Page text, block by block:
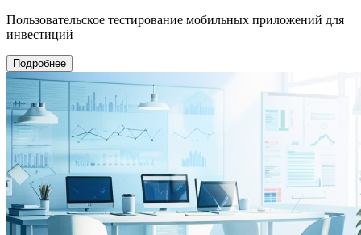
Пользовательское тестирование мобильных приложений для
инвестиций
Подробнее